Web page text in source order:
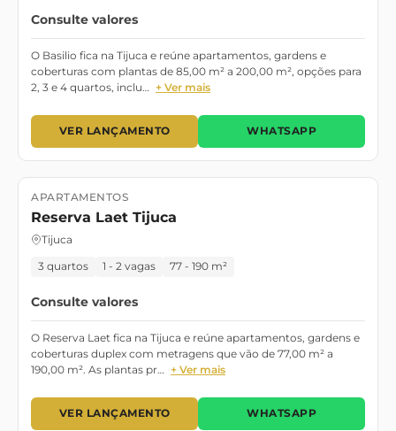
Consulte valores
O Basilio fica na Tijuca e reúne apartamentos, gardens e
coberturas com plantas de 85,00 m² a 200,00 m², opções para
2, 3 e 4 quartos, inclu… + Ver mais
VER LANÇAMENTO WHATSAPP
Lançamento
APARTAMENTOS
Reserva Laet Tijuca
Tijuca
3 quartos 1 - 2 vagas 77 - 190 m²
Consulte valores
O Reserva Laet fica na Tijuca e reúne apartamentos, gardens e
coberturas duplex com metragens que vão de 77,00 m² a
190,00 m². As plantas pr… + Ver mais
VER LANÇAMENTO WHATSAPP